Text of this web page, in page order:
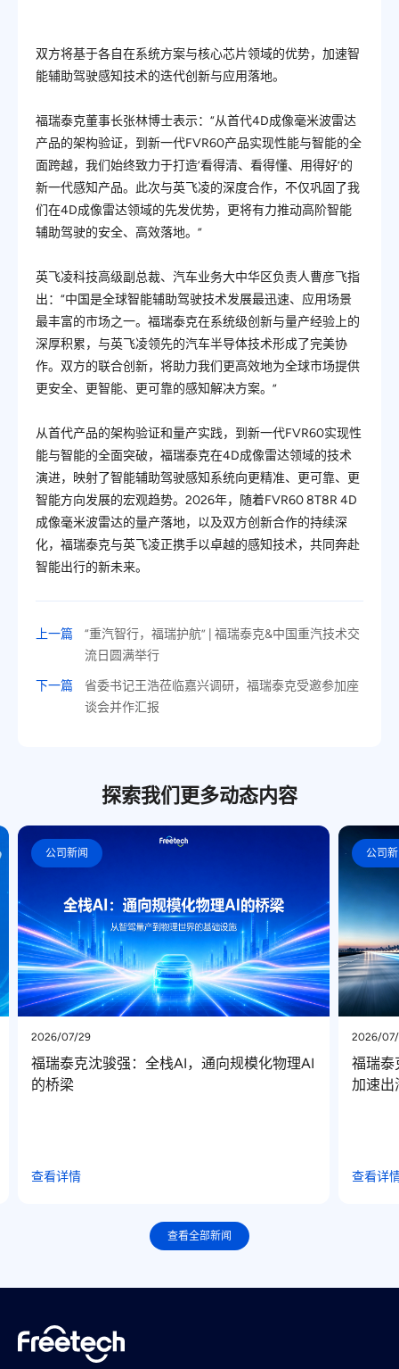
双方将基于各自在系统方案与核心芯片领域的优势，加速智
能辅助驾驶感知技术的迭代创新与应用落地。
福瑞泰克董事长张林博士表示：“从首代4D成像毫米波雷达
产品的架构验证，到新一代FVR60产品实现性能与智能的全
面跨越，我们始终致力于打造‘看得清、看得懂、用得好’的
新一代感知产品。此次与英飞凌的深度合作，不仅巩固了我
们在4D成像雷达领域的先发优势，更将有力推动高阶智能
辅助驾驶的安全、高效落地。”
英飞凌科技高级副总裁、汽车业务大中华区负责人曹彦飞指
出：“中国是全球智能辅助驾驶技术发展最迅速、应用场景
最丰富的市场之一。福瑞泰克在系统级创新与量产经验上的
深厚积累，与英飞凌领先的汽车半导体技术形成了完美协
作。双方的联合创新，将助力我们更高效地为全球市场提供
更安全、更智能、更可靠的感知解决方案。”
从首代产品的架构验证和量产实践，到新一代FVR60实现性
能与智能的全面突破，福瑞泰克在4D成像雷达领域的技术
演进，映射了智能辅助驾驶感知系统向更精准、更可靠、更
智能方向发展的宏观趋势。2026年，随着FVR60 8T8R 4D
成像毫米波雷达的量产落地，以及双方创新合作的持续深
化，福瑞泰克与英飞凌正携手以卓越的感知技术，共同奔赴
智能出行的新未来。
上一篇
“重汽智行，福瑞护航” | 福瑞泰克&中国重汽技术交
流日圆满举行
下一篇
省委书记王浩莅临嘉兴调研，福瑞泰克受邀参加座
谈会并作汇报
探索我们更多动态内容
公司新闻
2026/07/22
福瑞泰克 “福星”获国际品牌定点，“中国方案”
加速出海
查看详情
公司
2026/
宝腾
驾技
查看详
查看全部新闻